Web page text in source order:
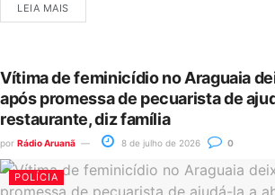
LEIA MAIS
Vítima de feminicídio no Araguaia
após promessa de pecuarista de
restaurante, diz família
por Rádio Aruanã 8 de julho de 2026 0
POLÍCIA